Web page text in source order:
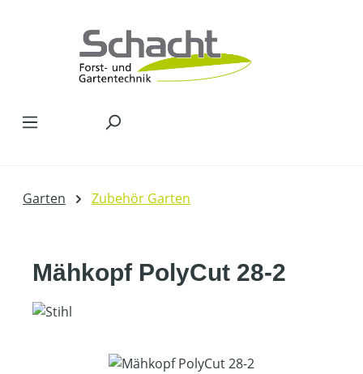
Garten Zubehör Garten
Mähkopf PolyCut 28-2
Bildergalerie überspringen